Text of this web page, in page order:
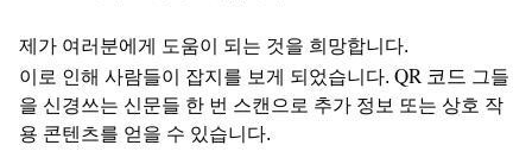
제가 여러분에게 도움이 되는 것을 희망합니다.
이로 인해 사람들이 잡지를 보게 되었습니다. QR 코드 그들
을 신경쓰는 신문들 한 번 스캔으로 추가 정보 또는 상호 작
용 콘텐츠를 얻을 수 있습니다.